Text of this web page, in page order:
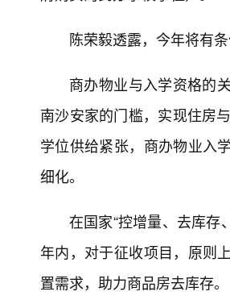
陈荣毅透露，今年将有
商办物业与入学资格的
南沙安家的门槛，实现住房
学位供给紧张，商办物业入
细化。
在国家“控增量、去库存
年内，对于征收项目，原则
置需求，助力商品房去库存。